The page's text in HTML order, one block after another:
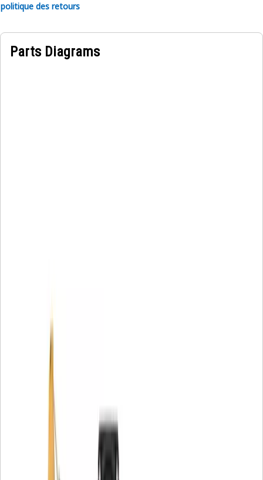
politique des retours
Parts Diagrams